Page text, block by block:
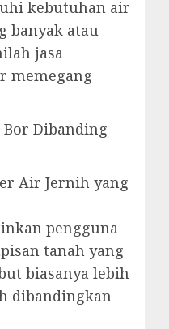
kebutuhan air
banyak atau
jasa
memegang
Dibanding
Air Jernih yang
pengguna
tanah yang
biasanya lebih
dibandingkan